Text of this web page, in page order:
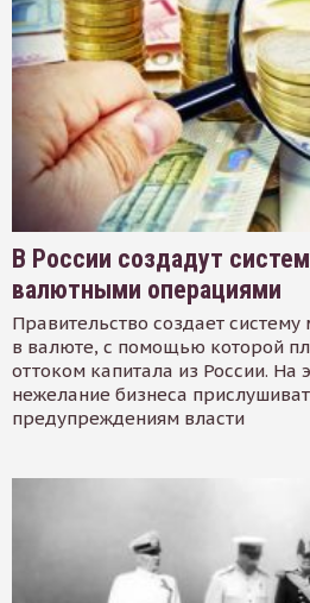
В России создадут
валютными операциями
Правительство создает
в валюте, с помощью которой
оттоком капитала из России. На
нежелание бизнеса
предупреждениям власти